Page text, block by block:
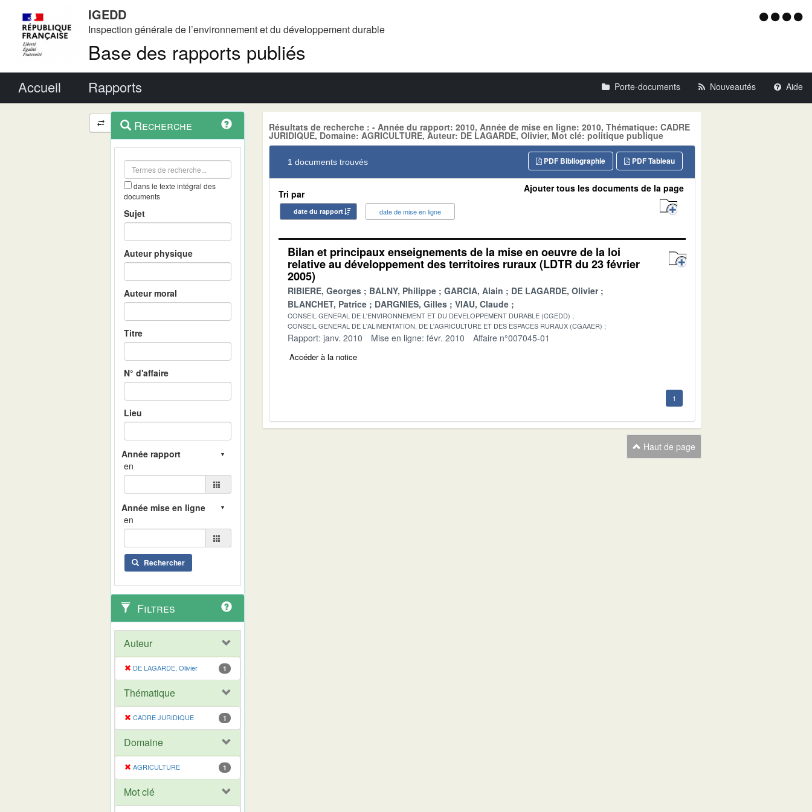
IGEDD
Inspection générale de l’environnement et du développement durable
Base des rapports publiés
Menu
Accueil Rapports Porte-documents Nouveautés Aide
Navigation
et
outils
contextuel
Recherche
dans le texte intégral des
documents
Sujet
Auteur physique
Auteur moral
Titre
N° d'affaire
Lieu
en
en
Rechercher
Filtres
Auteur
DE LAGARDE, Olivier 1
Thématique
CADRE JURIDIQUE 1
Domaine
AGRICULTURE 1
Mot clé
Résultats de recherche : - Année du rapport: 2010, Année de mise en ligne: 2010, Thématique: CADRE
JURIDIQUE, Domaine: AGRICULTURE, Auteur: DE LAGARDE, Olivier, Mot clé: politique publique
1 documents trouvés PDF Tableau
PDF Bibliographie
Tri par
date du rapport date de mise en ligne
Ajouter tous les documents de la page
Bilan et principaux enseignements de la mise en oeuvre de la loi
relative au développement des territoires ruraux (LDTR du 23 février
2005)
RIBIERE, Georges BALNY, Philippe GARCIA, Alain
DE LAGARDE, Olivier
BLANCHET, Patrice
DARGNIES, Gilles VIAU, Claude
CONSEIL GENERAL DE L'ENVIRONNEMENT ET DU DEVELOPPEMENT DURABLE (CGEDD)
CONSEIL GENERAL DE L'ALIMENTATION, DE L'AGRICULTURE ET DES ESPACES RURAUX (CGAAER)
Rapport: janv. 2010 Mise en ligne: févr. 2010 Affaire n°007045-01
Accéder à la notice
1
Haut de page